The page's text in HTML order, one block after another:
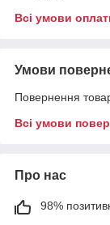
Всі умови
Умови
Повернення
Всі умови
Про нас
98%